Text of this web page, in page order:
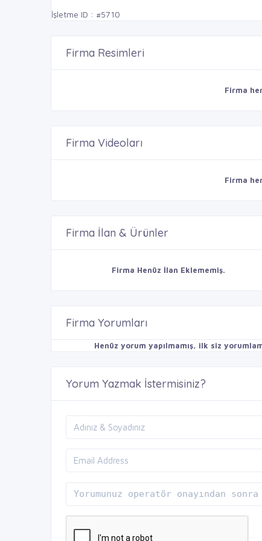
İşletme ID : #5710
Firma Resimleri
Firma
Firma Videoları
Firma
Firma İlan & Ürünler
Firma Henüz İlan Eklememiş.
Firma Yorumları
Henüz yorum yapılmamış, ilk siz
Yorum Yazmak İstermisiniz?